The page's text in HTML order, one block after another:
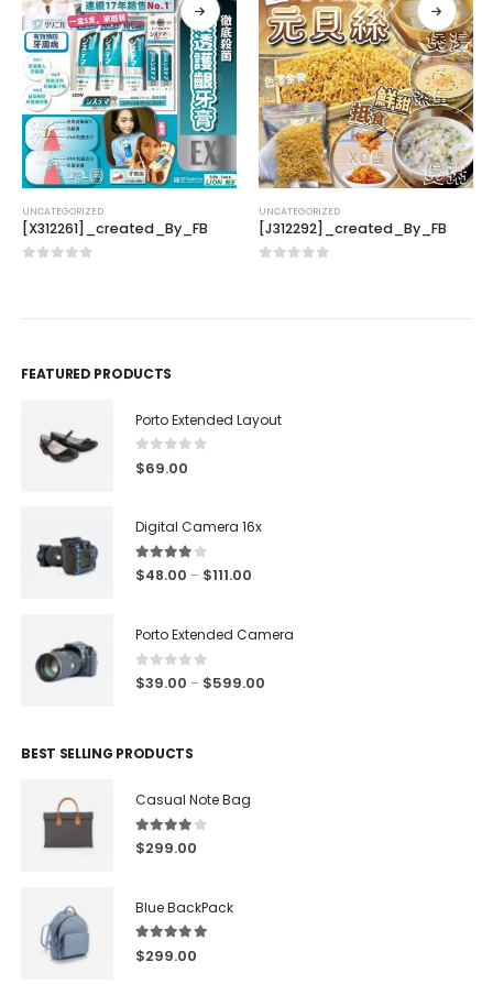
UNCATEGORIZED
[X312261]_created_By_FB
UNCATEGORIZED
[J312292]_created_By_FB
FEATURED PRODUCTS
Porto Extended Layout
0 out of 5
$69.00
Digital Camera 16x
4.00out of 5
$48.00 – $111.00
Porto Extended Camera
0out of 5
$39.00 – $599.00
BEST SELLING PRODUCTS
Casual Note Bag
4.00out of 5
$299.00
Blue BackPack
5.00out of 5
$299.00